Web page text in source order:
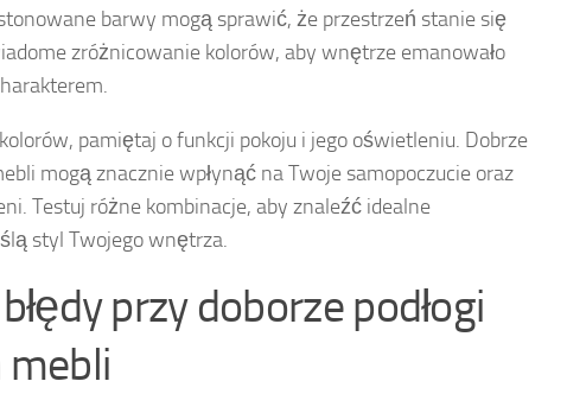
barwy mogą sprawić, że przestrzeń stanie się
zróżnicowanie kolorów, aby wnętrze emanowało
pamiętaj o funkcji pokoju i jego oświetleniu. Dobrze
mogą znacznie wpłynąć na Twoje samopoczucie oraz
Testuj różne kombinacje, aby znaleźć idealne
styl Twojego wnętrza.
przy doborze podłogi
mebli